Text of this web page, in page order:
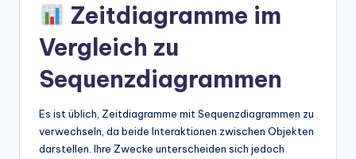
Zeitdiagramme im
Vergleich zu
Sequenzdiagrammen
Es ist üblich, Zeitdiagramme mit Sequenzdiagrammen zu
verwechseln, da beide Interaktionen zwischen Objekten
darstellen. Ihre Zwecke unterscheiden sich jedoch